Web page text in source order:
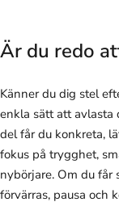
Är du redo
Känner du dig stel
enkla sätt att avlasta
del får du konkreta,
fokus på trygghet,
nybörjare. Om du får
förvärras, pausa och